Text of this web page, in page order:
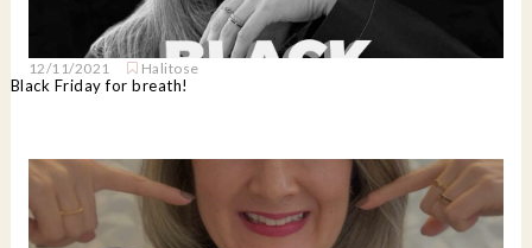
12/11/2021 Halitose
Black Friday for breath!